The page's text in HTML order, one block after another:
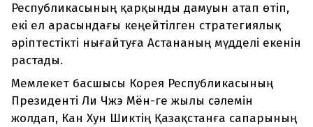
Республикасының қарқынды дамуын атап өтіп,
екі ел арасындағы кеңейтілген стратегиялық
әріптестікті нығайтуға Астананың мүдделі екенін
растады.
Мемлекет басшысы Корея Республикасының
Президенті Ли Чжэ Мён-ге жылы сәлемін
жолдап, Кан Хун Шиктің Қазақстанға сапарының